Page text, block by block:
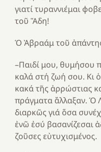
γιατί τυραννιέμαι
τοῦ Ἅδη!
Ὁ Ἀβραάμ τοῦ
–Παιδί μου, θυμήσου
καλά στή ζωή σου. Κι
κακά τῆς ἀρρώστιας
πράγματα ἄλλαξαν. Ὁ
διαρκῶς γιά ὅσα
ἐνῶ ἐσύ βασανίζεσαι
ζοῦσες εὐτυχισμένος.